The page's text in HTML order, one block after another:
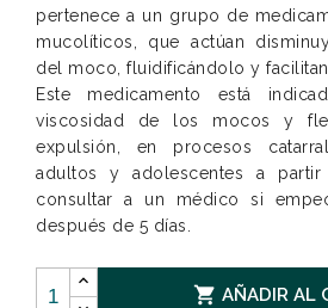
pertenece a un grupo de
mucolíticos, que actúan
del moco, fluidificándolo y
Este medicamento está
viscosidad de los mocos y
expulsión, en procesos
adultos y adolescentes a
consultar a un médico si
después de 5 días.
 AÑADIR AL